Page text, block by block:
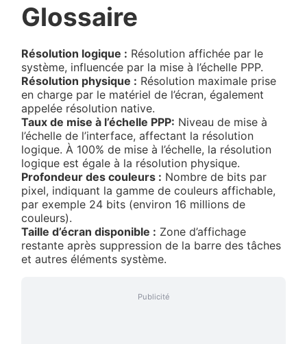
Glossaire
Résolution logique : Résolution affichée par le
système, influencée par la mise à l’échelle PPP.
Résolution physique : Résolution maximale prise
en charge par le matériel de l’écran, également
appelée résolution native.
Taux de mise à l’échelle PPP: Niveau de mise à
l’échelle de l’interface, affectant la résolution
logique. À 100% de mise à l’échelle, la résolution
logique est égale à la résolution physique.
Profondeur des couleurs : Nombre de bits par
pixel, indiquant la gamme de couleurs affichable,
par exemple 24 bits (environ 16 millions de
couleurs).
Taille d’écran disponible : Zone d’affichage
restante après suppression de la barre des tâches
et autres éléments système.
Publicité